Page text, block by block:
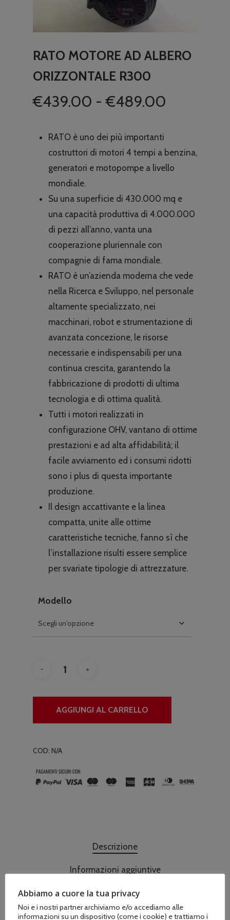
RATO MOTORE AD ALBERO
ORIZZONTALE R300
€439.00 - €489.00
da
€439.00
€489.00
RATO è uno dei più importanti
costruttori di motori 4 tempi a benzina,
generatori e motopompe a livello
mondiale.
Su una superficie di 430.000 mq e
una capacità produttiva di 4.000.000
di pezzi all’anno, vanta una
cooperazione pluriennale con
compagnie di fama mondiale.
RATO è un’azienda moderna che vede
nella Ricerca e Sviluppo, nel personale
altamente specializzato, nei
macchinari, robot e strumentazione di
avanzata concezione, le risorse
necessarie e indispensabili per una
continua crescita, garantendo la
fabbricazione di prodotti di ultima
tecnologia e di ottima qualità.
Tutti i motori realizzati in
configurazione OHV, vantano di ottime
prestazioni e ad alta affidabilità; il
facile avviamento ed i consumi ridotti
sono i plus di questa importante
produzione.
Il design accattivante e la linea
compatta, unite alle ottime
caratteristiche tecniche, fanno sì che
l’installazione risulti essere semplice
per svariate tipologie di attrezzature.
Modello
AGGIUNGI AL CARRELLO
COD: N/A
Descrizione
Informazioni aggiuntive
Cilindrata – 301 cc
Abbiamo a cuore la tua privacy
Noi e i nostri partner archiviamo e/o accediamo alle
informazioni su un dispositivo (come i cookie) e trattiamo i